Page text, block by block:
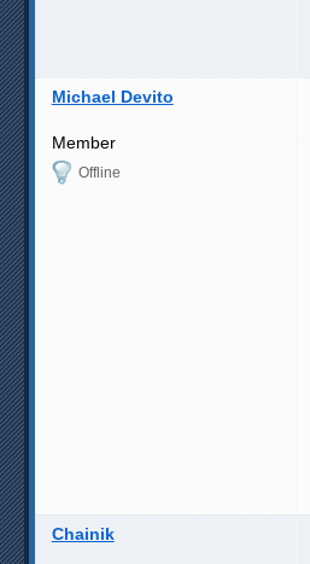
Michael Devito
Member
Offline
Chainik